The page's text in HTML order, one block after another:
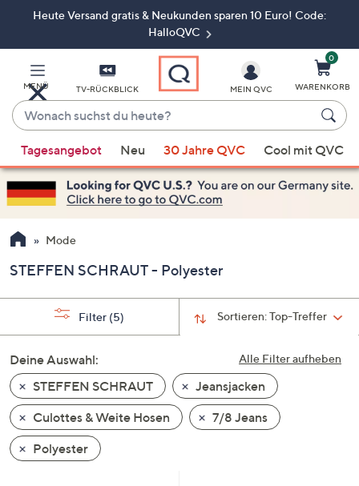
ZumHeute Versand gratis & Neukunden sparen 10 Euro! Code:
HalloQVC
MENÜ TV-RÜCKBLICK
Wonach
suchst
du
heute?
Vorschläge
verfügbar
sind,
verwenden
Sie
Pfeiltasten
nach
und
nach
unten
oder
wischen
Sie
auf
MEIN QVC
0
WARENKORB
Tagesangebot Neu 30 Jahre QVC Cool mit QVC
Mode
STEFFEN SCHRAUT - Polyester
Sortieren:Top-Treffer
Filter (5)
Alle Filter aufheben
Deine Auswahl:
STEFFEN SCHRAUT
Jeansjacken
Culottes & Weite Hosen
7/8 Jeans
Polyester